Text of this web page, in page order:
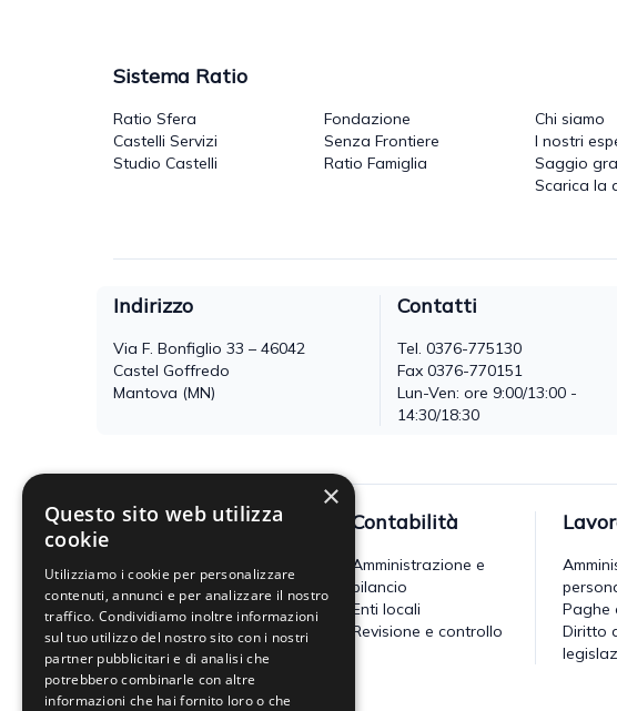
Sistema Ratio
Ratio Sfera
Castelli Servizi
Studio Castelli
Fondazione
Senza Frontiere
Ratio Famiglia
Chi siamo
I nostri
Saggio
Scarica la
Indirizzo
Via F. Bonfiglio 33 – 46042
Castel Goffredo
Mantova (MN)
Contatti
Tel.0376-775130
Fax 0376-770151
Lun-Ven: ore 9:00/13:00 -
14:30/18:30
Fisco
Accertamento, riscossione e
contenzioso
Imposte dirette
Altre imposte indirette e altri
tributi
Tributi locali
IVA
Contabilità
Amministrazione e
bilancio
Enti locali
Revisione e controllo
Paghe
Diritto
×
Questo sito web utilizza
cookie
Utilizziamo i cookie per personalizzare
contenuti, annunci e per analizzare il nostro
traffico. Condividiamo inoltre informazioni
sul tuo utilizzo del nostro sito con i nostri
partner pubblicitari e di analisi che
potrebbero combinarle con altre
informazioni che hai fornito loro o che